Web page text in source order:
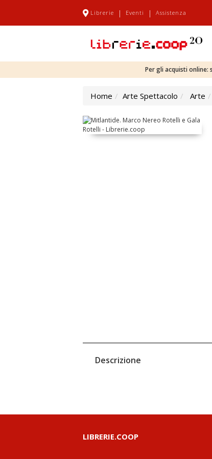
Librerie | Eventi | Assistenza
Per gli acquisti online:
Home Arte Spettacolo Arte
Descrizione
LIBRERIE.COOP